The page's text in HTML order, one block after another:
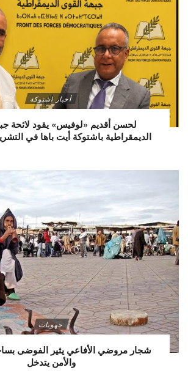
أخبار اشتوكة
لحسن أقديم «لوفيس» يقود لائحة
الديمقراطية باشتوكة أيت باها في
جهويات
شجار مروضي الأفاعي يثير الفوضى
والأمن يتدخل